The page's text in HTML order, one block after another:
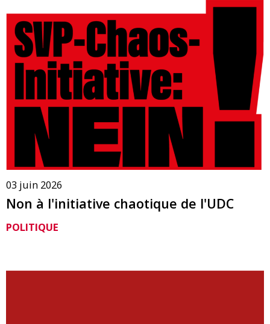
03 juin 2026
Non à l'initiative chaotique de l'UDC
POLITIQUE